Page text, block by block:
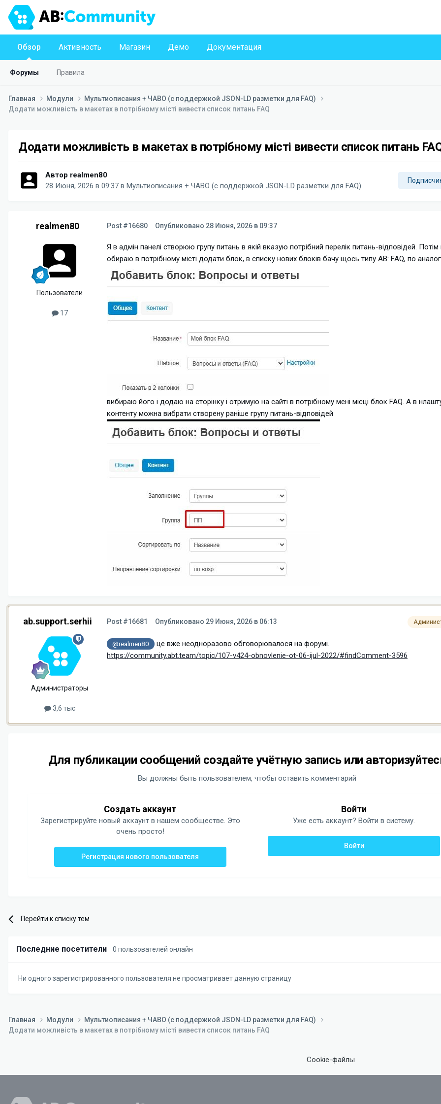
Обзор
Форумы Правила
Активность Магазин Демо Документация
Главная Модули
Мультиописания + ЧАВО (с поддержкой JSON-LD разметки для FAQ)
Додати можливість в макетах в потрібному місті вивести список питань FAQ
Додати можливість в макетах в потрібному місті вивести список питань
Автор realmen80
28 Июня, 2026 в 09:37 в Мультиописания + ЧАВО (с поддержкой JSON-LD разметки для FAQ)
realmen80
Пользователи
17
Post #16680 Опубликовано 28 Июня, 2026 в 09:37
Я в адмін панелі створюю групу питань в якій вказую потрібний перелік питань-відповідей.
обираю в потрібному місті додати блок, в списку нових блоків бачу щось типу AB: FAQ, по
вибираю його і додаю на сторінку і отримую на сайті в потрібному мені місці блок FAQ. А в
контенту можна вибрати створену раніше групу питань-відповідей
ab.support.serhii
Администраторы
3,6 тыс
Post #16681 Опубликовано 29 Июня, 2026 в 06:13
@realmen80
це вже неодноразово обговорювалося на форумі.
https://community.abt.team/topic/107-v424-obnovlenie-ot-06-ijul-2022/#findComment-3596
Для публикации сообщений создайте учётную запись или
Вы должны быть пользователем, чтобы оставить комментарий
Создать аккаунт
Зарегистрируйте новый аккаунт в нашем сообществе. Это
очень просто!
Регистрация нового пользователя
Войти
Уже есть аккаунт? Войти в систему.
Войти
Перейти к списку тем
Последние посетители 0 пользователей онлайн
Ни одного зарегистрированного пользователя не просматривает данную страницу
Главная Модули
Мультиописания + ЧАВО (с поддержкой JSON-LD разметки для FAQ)
Додати можливість в макетах в потрібному місті вивести список питань FAQ
Cookie-файлы